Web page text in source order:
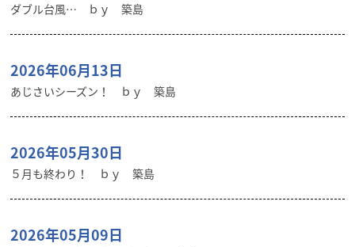
ダブル台風… ｂｙ 築島
2026年06月13日
あじさいシーズン！ ｂｙ 築島
2026年05月30日
５月も終わり！ ｂｙ 築島
2026年05月09日